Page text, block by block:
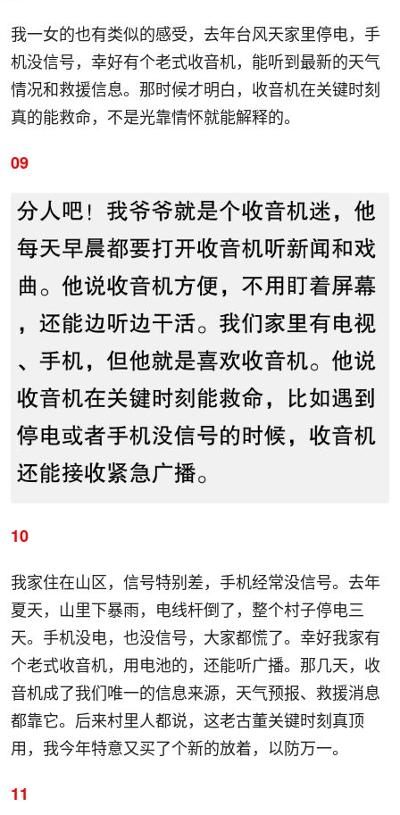
我一女的也有类似的感受，去年台风天家里停电，手
机没信号，幸好有个老式收音机，能听到最新的天气
情况和救援信息。那时候才明白，收音机在关键时刻
真的能救命，不是光靠情怀就能解释的。
09
10
我家住在山区，信号特别差，手机经常没信号。去年
夏天，山里下暴雨，电线杆倒了，整个村子停电三
天。手机没电，也没信号，大家都慌了。幸好我家有
个老式收音机，用电池的，还能听广播。那几天，收
音机成了我们唯一的信息来源，天气预报、救援消息
都靠它。后来村里人都说，这老古董关键时刻真顶
用，我今年特意又买了个新的放着，以防万一。
11